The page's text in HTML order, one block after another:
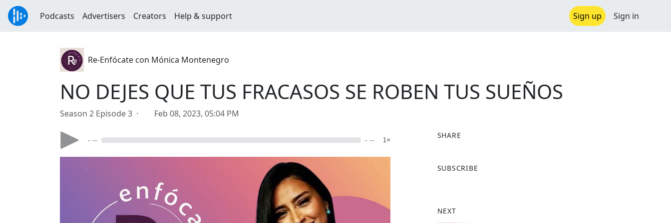
Podcasts Advertisers Creators Help & support Sign up Sign in
Re-Enfócate con Mónica Montenegro
NO DEJES QUE TUS FRACASOS SE ROBEN TUS SUEÑOS
Season 2 Episode 3 · Feb 08, 2023, 05:04 PM
- -- - -- 1×
SHARE
a
o
SUBSCRIBE
NEXT